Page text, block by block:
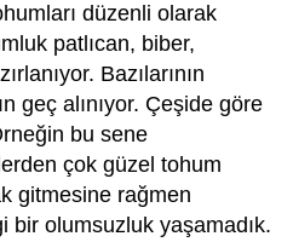
düzenli olarak
patlıcan, biber,
Bazılarının
geç alınıyor. Çeşide göre
bu sene
çok güzel tohum
gitmesine rağmen
bir olumsuzluk yaşamadık.